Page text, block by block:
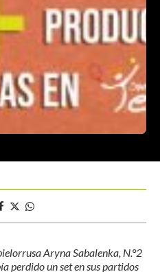
Aryna Sabalenka, N.°2
perdido un set en sus partidos